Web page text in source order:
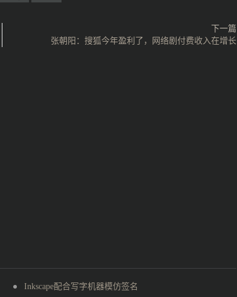
下一篇
张朝阳：搜狐今年盈利了，网络剧付费收入在增长
Inkscape配合写字机器模仿签名